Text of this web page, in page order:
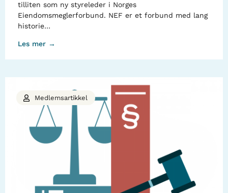
tilliten som ny styreleder i Norges
Eiendomsmeglerforbund. NEF er et forbund med lang
historie…
Les mer →
Medlemsartikkel